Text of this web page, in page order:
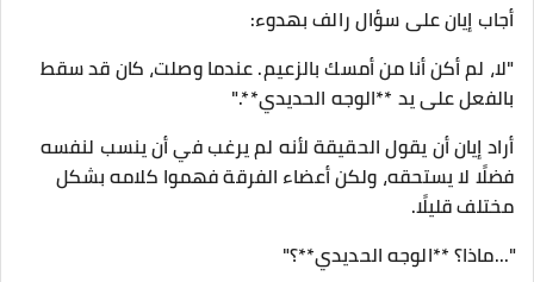
أجاب إيان على سؤال رالف بهدوء:
"لا، لم أكن أنا من أمسك بالزعيم. عندما وصلت، كان قد سقط
بالفعل على يد **الوجه الحديدي**."
أراد إيان أن يقول الحقيقة لأنه لم يرغب في أن ينسب لنفسه
فضلًا لا يستحقه، ولكن أعضاء الفرقة فهموا كلامه بشكل
مختلف قليلًا.
"...ماذا؟ **الوجه الحديدي**؟"